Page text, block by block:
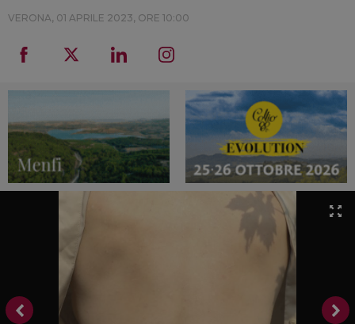
LA CANTINA DI WINENEWS
DICONO DI NOI
VERONA, 01 APRILE 2023, ORE 10:00